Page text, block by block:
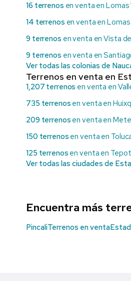
16 terrenos en venta en
14 terrenos en venta en
9 terrenos en venta en Vista
9 terrenos en venta en
Ver todas las colonias de
Terrenos en venta en
1,207 terrenos en venta en
735 terrenos en venta en
209 terrenos en venta en
150 terrenos en venta en
125 terrenos en venta en
Ver todas las ciudades de
Encuentra más
PincaliTerrenos en venta